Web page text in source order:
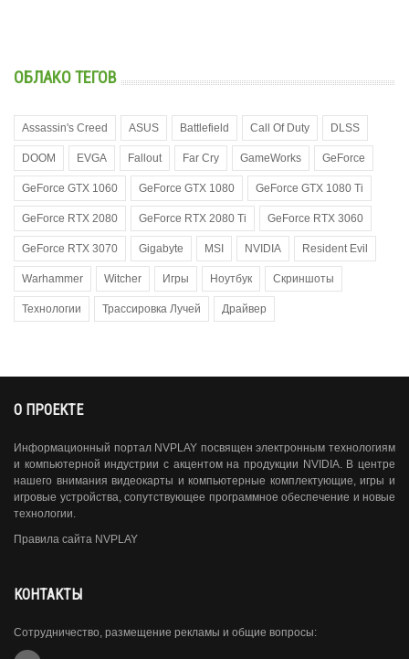
ОБЛАКО ТЕГОВ
Assassin's Creed ASUS Battlefield Call Of Duty DLSS
DOOM EVGA Fallout Far Cry GameWorks GeForce
GeForce GTX 1060 GeForce GTX 1080 GeForce GTX 1080 Ti
GeForce RTX 2080 GeForce RTX 2080 Ti GeForce RTX 3060
GeForce RTX 3070 Gigabyte MSI NVIDIA Resident Evil
Warhammer Witcher Игры Ноутбук Скриншоты
Технологии Трассировка Лучей Драйвер
О ПРОЕКТЕ
Информационный портал NVPLAY посвящен электронным технологиям
и компьютерной индустрии с акцентом на продукции NVIDIA. В центре
нашего внимания видеокарты и компьютерные комплектующие, игры и
игровые устройства, сопутствующее программное обеспечение и новые
технологии.
Правила сайта NVPLAY
КОНТАКТЫ
Сотрудничество, размещение рекламы и общие вопросы: